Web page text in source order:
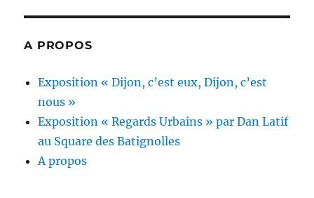
A PROPOS
Exposition « Dijon, c’est eux, Dijon, c’est
nous »
Exposition « Regards Urbains » par Dan Latif
au Square des Batignolles
A propos